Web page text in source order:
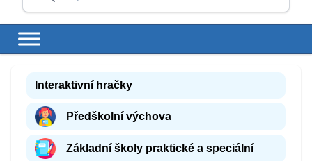
Interaktivní hračky
Předškolní výchova
Základní školy praktické a speciální